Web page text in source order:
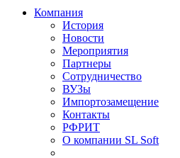
Компания
История
Новости
Мероприятия
Партнеры
Сотрудничество
ВУЗы
Импортозамещение
Контакты
РФРИТ
О компании SL Soft